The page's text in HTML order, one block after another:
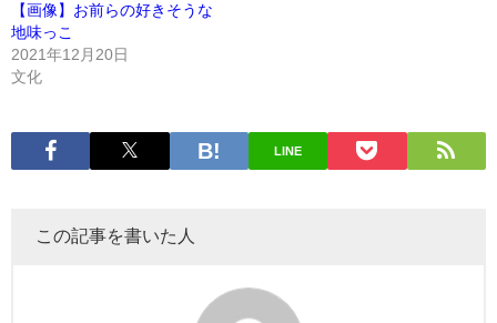
【画像】お前らの好きそうな
地味っこ
2021年12月20日
文化
LINE
この記事を書いた人